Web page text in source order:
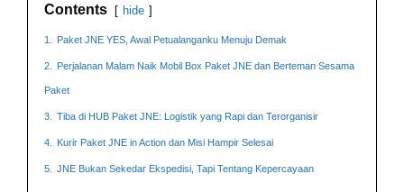
Contents hide
1. Paket JNE YES, Awal Petualanganku Menuju Demak
2. Perjalanan Malam Naik Mobil Box Paket JNE dan Berteman Sesama
Paket
3. Tiba di HUB Paket JNE: Logistik yang Rapi dan Terorganisir
4. Kurir Paket JNE in Action dan Misi Hampir Selesai
5. JNE Bukan Sekedar Ekspedisi, Tapi Tentang Kepercayaan